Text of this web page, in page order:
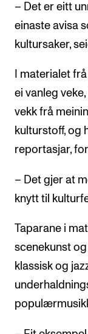
– Det er eitt
einaste avisa
kultursaker,
I materialet
ei vanleg
vekk frå
kulturstoff, og
reportasjar,
– Det gjer at
knytt til
Taparane i
scenekunst
klassisk og